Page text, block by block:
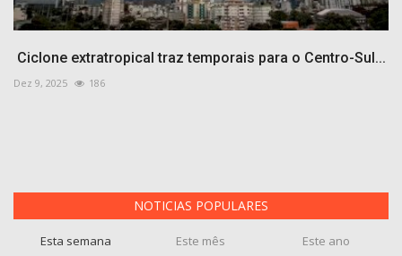
Ciclone extratropical traz temporais para o Centro-Sul...
Dez 9, 2025 186
NOTICIAS POPULARES
Esta semana Este mês Este ano